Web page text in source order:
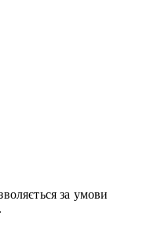
за умови
.